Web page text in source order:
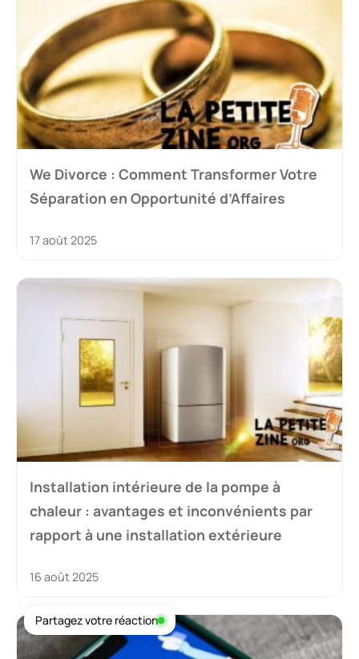
We Divorce : Comment Transformer Votre
Séparation en Opportunité d’Affaires
17 août 2025
Installation intérieure de la pompe à
chaleur : avantages et inconvénients par
rapport à une installation extérieure
16 août 2025
Partagez votre réaction